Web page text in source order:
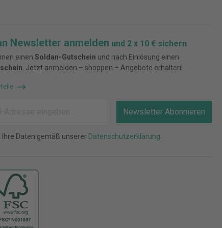
Newsletter anmelden und 2 x 10 € sichern
einen Soldan-Gutschein und nach Einlösung einen
. Jetzt anmelden – shoppen – Angebote erhalten!
Newsletter Abonnieren
Ihre Daten gemäß unserer Datenschutzerklärung